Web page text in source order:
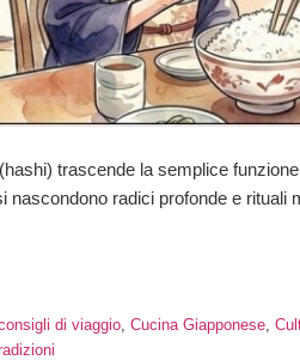
trascende la semplice
nascondono radici profonde e rituali
di viaggio Cucina Giapponese